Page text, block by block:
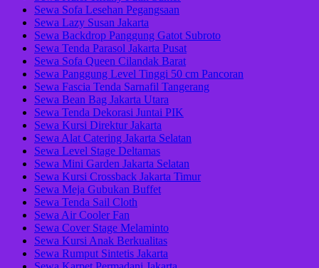
Sewa Sofa Lesehan Pegangsaan
Sewa Lazy Susan Jakarta
Sewa Backdrop Panggung Gatot Subroto
Sewa Tenda Parasol Jakarta Pusat
Sewa Sofa Queen Cilandak Barat
Sewa Panggung Level Tinggi 50 cm Pancoran
Sewa Fascia Tenda Sarnafil Tangerang
Sewa Bean Bag Jakarta Utara
Sewa Tenda Dekorasi Juntai PIK
Sewa Kursi Direktur Jakarta
Sewa Alat Catering Jakarta Selatan
Sewa Level Stage Deltamas
Sewa Mini Garden Jakarta Selatan
Sewa Kursi Crossback Jakarta Timur
Sewa Meja Gubukan Buffet
Sewa Tenda Sail Cloth
Sewa Air Cooler Fan
Sewa Cover Stage Melaminto
Sewa Kursi Anak Berkualitas
Sewa Rumput Sintetis Jakarta